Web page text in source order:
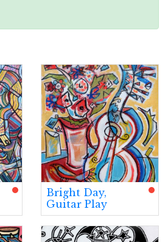
Bright Day,
Guitar Play